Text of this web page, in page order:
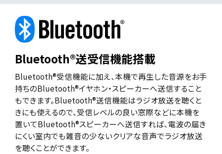
Bluetooth®送受信機能搭載
Bluetooth®送受信機能搭載
Bluetooth®受信機能に加え、本機で再生した音源をお手
持ちのBluetooth®イヤホン・スピーカーへ送信すること
もできます。Bluetooth®送信機能はラジオ放送を聴くと
きにも使えるので、受信レベルの良い窓際などに本機を
置いてBluetooth®スピーカーへ送信すれば、電波の届き
にくい室内でも雑音の少ないクリアな音声でラジオ放送
を聴くことができます。